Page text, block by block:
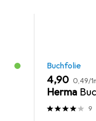
Buchfolie
EUR
4,90 EUR
0,49/
Herma
9